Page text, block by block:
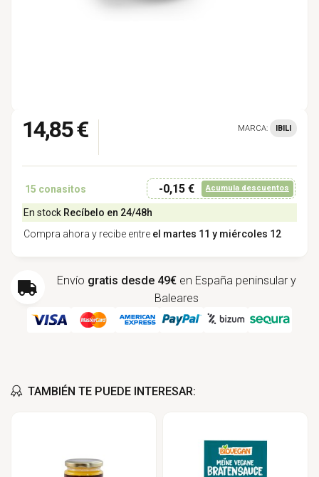
14,85 € MARCA: IBILI
15 conasitos -0,15 € Acumula descuentos
En stock Recíbelo en 24/48h
Compra ahora y recibe entre el martes 11 y miércoles 12
Envío gratis desde 49€ en España peninsular y
Baleares
TAMBIÉN TE PUEDE INTERESAR: